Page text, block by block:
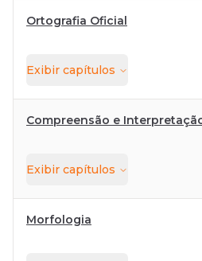
Ortografia Oficial
Exibir capítulos
Compreensão e
Exibir capítulos
Morfologia